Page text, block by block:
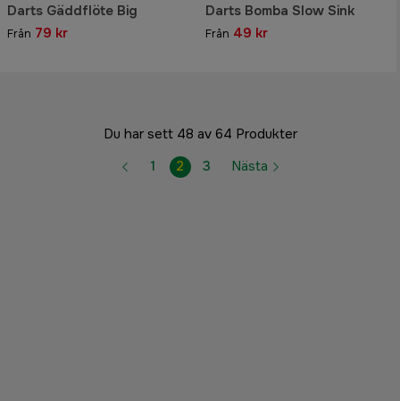
Darts Gäddflöte Big
Från 79 kr
Darts Bomba Slow Sink
Från 49 kr
Du har sett 48 av 64 Produkter
1
2 3 Nästa